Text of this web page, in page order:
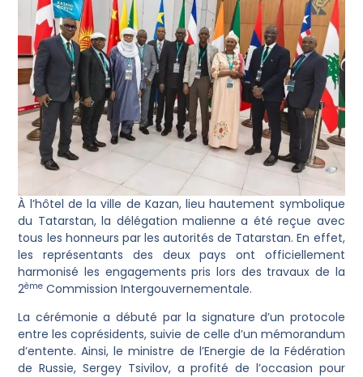
À l’hôtel de la ville de Kazan, lieu hautement symbolique
du Tatarstan, la délégation malienne a été reçue avec
tous les honneurs par les autorités de Tatarstan. En effet,
les représentants des deux pays ont officiellement
harmonisé les engagements pris lors des travaux de la
2ème Commission Intergouvernementale.
La cérémonie a débuté par la signature d’un protocole
entre les coprésidents, suivie de celle d’un mémorandum
d’entente. Ainsi, le ministre de l’Energie de la Fédération
de Russie, Sergey Tsivilov, a profité de l’occasion pour